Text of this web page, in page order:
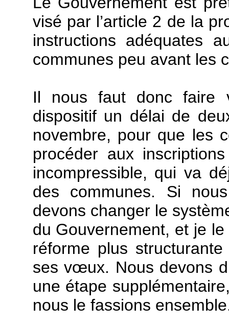
visé par l’article 2 de la
instructions adéquates
communes peu avant les
Il nous faut donc faire
dispositif un délai de
novembre, pour que les
procéder aux
incompressible, qui va
des communes. Si
devons changer le
du Gouvernement, et je
réforme plus
ses vœux. Nous devons
une étape
nous le fassions